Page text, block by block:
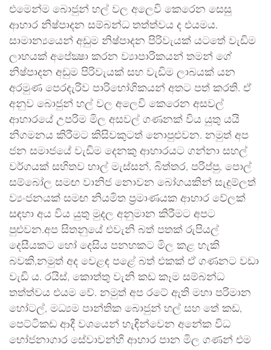
එමෙන්ම බොජුන් හල් වල අලෙවි කෙරෙන සෙසු
ආහාර නිෂ්පාදන සම්බන්ධ තත්ත්වය ද එයමය.
සාමාන්‍යයෙන් අඩුම නිෂ්පාදන පිරිවැයක් යටතේ වැඩිම
ලාභයක් අපේක්‍ෂා කරන ව්‍යාපාරිකයන් තමන් ගේ
නිෂ්පාදන අඩුම පිරිවැයක් සහ වැඩිම ලාබයක් යන
අරමුණ පෙරදැරිව පාරිභෝගිකයන් අතට පත් කරති. ඒ
අනුව බොජුන් හල් වල අලෙවි කෙරෙන අසවල්
ආහාරයේ උපරිම මිල අසවල් ගණනක් විය යුතු යයි
නිගමනය කිරීමට කිසිවකුටත් නොපුළුවන. නමුත් අප
ජන සමාජයේ වැඩිම දෙනකු ආහාරයට ගන්නා සහල්
වර්ගයක් සහිතව හාල් මැස්සන්, බිත්තර, පරිප්පු, පොල්
සම්බෝල සමඟ වානිජ නොවන බෝගයකින් සැදුම්ලත්
ව්‍යංජනයක් සමඟ නියමිත ප්‍රමාණයක ආහාර වේලක්
සඳහා අය විය යුතු මුදල අනුමාන කිරීමට අපට
පුළුවන.අප සිතනුයේ එවැනි බත් පතක් රුපියල්
දෙසීයකට හෝ දෙසිය පනහකට මිල කළ හැකි
බවකි,නමුත් අද වෙළඳ පළේ බත් එකක් ඒ ගණනට වඩා
වැඩි ය. රයිස්, කොත්තු වැනි කඩ කෑම සම්බන්ධ
තත්ත්වය එයම වේ. නමුත් අප රටේ ඇති මහා පරිමාන
හෝටල්, මධ්‍යම පාන්තික බොජුන් හල් සහ තේ කඩ,
පෙට්ටිකඩ ආදී වශයෙන් හැඳින්වෙන අනේක විධ
භෝජනාගාර සේවාවන්හි ආහාර පාන මිල ගණන් එම